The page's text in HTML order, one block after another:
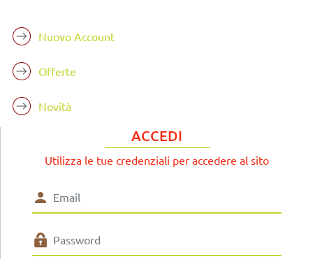
Nuovo Account
Offerte
Novità
ACCEDI
Utilizza le tue credenziali per accedere al sito